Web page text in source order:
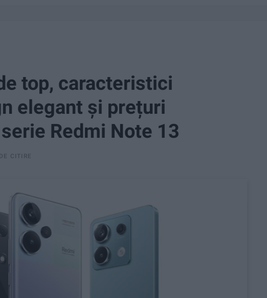
top, caracteristici
elegant și prețuri
Redmi Note 13
CITIRE